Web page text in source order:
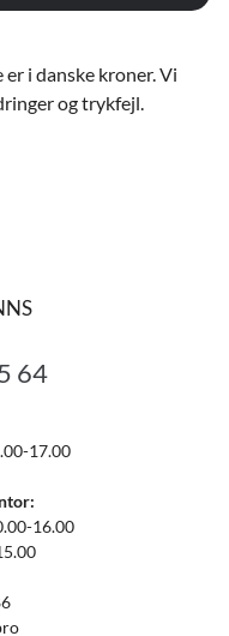
i danske kroner. Vi
og trykfejl.
64
17.00
16.00